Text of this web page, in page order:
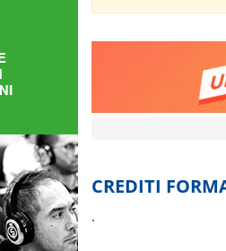
TEMATICHE
CREDITI
.